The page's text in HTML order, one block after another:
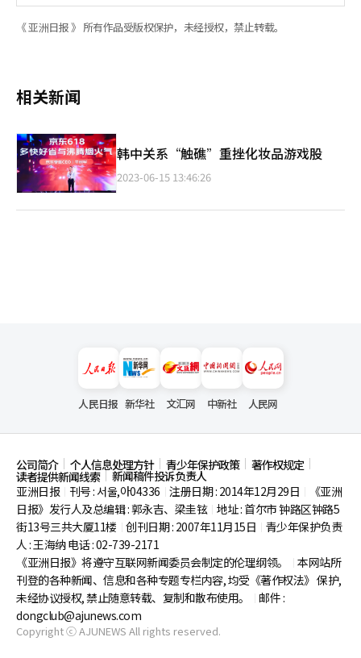
《 亚洲日报 》 所有作品受版权保护，未经授权，禁止转载。
相关新闻
韩中关系“触礁”重挫化妆品游戏股
2023-06-15 13:46:26
人民日报 新华社 文汇网 中新社 人民网
公司简介 个人信息处理方针 青少年保护政策 著作权规定
读者提供新闻线索
新闻稿件投诉负责人
亚洲日报
刊号 : 서울,아04336 注册日期 : 2014年12月29日
《亚洲
日报》发行人及总编辑 : 郭永吉、梁圭铉 地址 : 首尔市钟路区钟路5
街13号三共大厦11楼 创刊日期 : 2007年11月15日
青少年保护负责
人 : 王海纳 电话 : 02-739-2171
《亚洲日报》将遵守互联网新闻委员会制定的伦理纲领。
本网站所
刊登的各种新闻、信息和各种专题专栏内容, 均受《著作权法》 保护,
未经协议授权, 禁止随意转载、复制和散布使用。
邮件 :
dongclub@ajunews.com
Copyright ⓒ AJUNEWS All rights reserved.